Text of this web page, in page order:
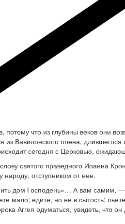
что из глубины веков они
Вавилонского плена,
сегодня с Церковью,
святого праведного Иоанна
отступником от нее.
дом Господень»… А вам самим,
мало; едите, но не в сытость;
Аггея одуматься, увидеть, что